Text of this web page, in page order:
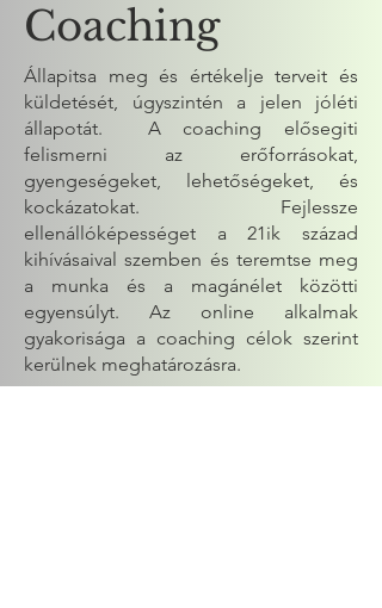
Coaching
Állapitsa meg és értékelje terveit és
küldetését, úgyszintén a jelen jóléti
állapotát. A coaching elősegiti
felismerni az erőforrásokat,
gyengeségeket, lehetőségeket, és
kockázatokat. Fejlessze
ellenállóképességet a 21ik század
kihívásaival szemben és teremtse meg
a munka és a magánélet közötti
egyensúlyt. Az online alkalmak
gyakorisága a coaching célok szerint
kerülnek meghatározásra.